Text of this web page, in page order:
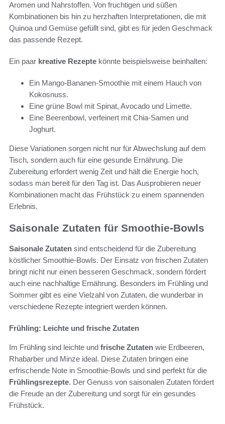
Aromen und Nahrstoffen. Von fruchtigen und süßen
Kombinationen bis hin zu herzhaften Interpretationen, die mit
Quinoa und Gemüse gefüllt sind, gibt es für jeden Geschmack
das passende Rezept.
Ein paar kreative Rezepte könnte beispielsweise beinhalten:
Ein Mango-Bananen-Smoothie mit einem Hauch von
Kokosnuss.
Eine grüne Bowl mit Spinat, Avocado und Limette.
Eine Beerenbowl, verfeinert mit Chia-Samen und
Joghurt.
Diese Variationen sorgen nicht nur für Abwechslung auf dem
Tisch, sondern auch für eine gesunde Ernährung. Die
Zubereitung erfordert wenig Zeit und hält die Energie hoch,
sodass man bereit für den Tag ist. Das Ausprobieren neuer
Kombinationen macht das Frühstück zu einem spannenden
Erlebnis.
Saisonale Zutaten für Smoothie-Bowls
Saisonale Zutaten sind entscheidend für die Zubereitung
köstlicher Smoothie-Bowls. Der Einsatz von frischen Zutaten
bringt nicht nur einen besseren Geschmack, sondern fördert
auch eine nachhaltige Ernährung. Besonders im Frühling und
Sommer gibt es eine Vielzahl von Zutaten, die wunderbar in
verschiedene Rezepte integriert werden können.
Frühling: Leichte und frische Zutaten
Im Frühling sind leichte und frische Zutaten wie Erdbeeren,
Rhabarber und Minze ideal. Diese Zutaten bringen eine
erfrischende Note in Smoothie-Bowls und sind perfekt für die
Frühlingsrezepte. Der Genuss von saisonalen Zutaten fördert
die Freude an der Zubereitung und sorgt für ein gesundes
Frühstück.